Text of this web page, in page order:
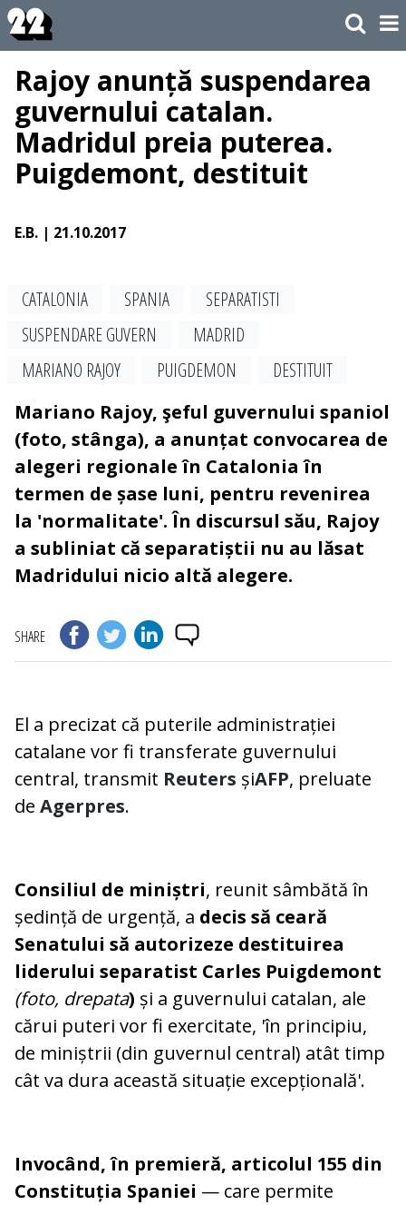
Rajoy anunță suspendarea
guvernului catalan.
Madridul preia puterea.
Puigdemont, destituit
E.B. | 21.10.2017
CATALONIA SPANIA
SEPARATISTI
SUSPENDARE GUVERN
MADRID
MARIANO RAJOY
PUIGDEMON
DESTITUIT
Mariano Rajoy, şeful guvernului spaniol
(foto, stânga), a anunțat convocarea de
alegeri regionale în Catalonia în
termen de șase luni, pentru revenirea
la 'normalitate'. În discursul său, Rajoy
a subliniat că separatiștii nu au lăsat
Madridului nicio altă alegere.
SHARE
El a precizat că puterile administrației
catalane vor fi transferate guvernului
central, transmit Reuters șiAFP, preluate
de Agerpres.
Consiliul de miniștri, reunit sâmbătă în
ședință de urgență, a decis să ceară
Senatului să autorizeze destituirea
liderului separatist Carles Puigdemont
(foto, drepata) și a guvernului catalan, ale
cărui puteri vor fi exercitate, 'în principiu,
de miniștrii (din guvernul central) atât timp
cât va dura această situație excepțională'.
Invocând, în premieră, articolul 155 din
Constituția Spaniei — care permite